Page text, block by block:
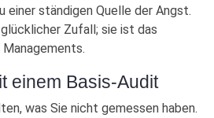
ständigen Quelle der Angst.
Zufall; sie ist das
einem Basis-Audit
was Sie nicht gemessen haben.